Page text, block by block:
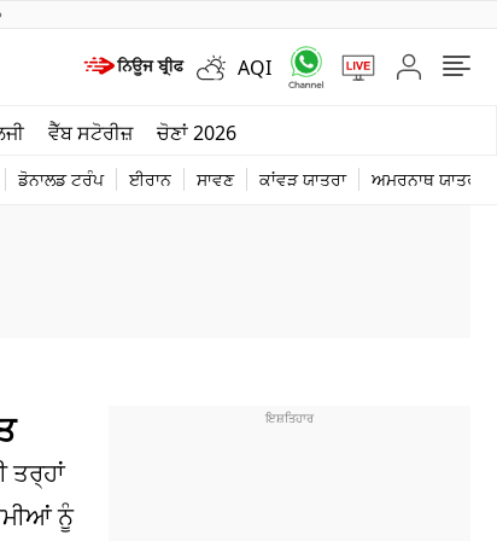
AQI
ਵੈੱਬ ਸਟੋਰੀਜ਼ ਚੋਣਾਂ 2026
ਡੋਨਾਲਡ ਟਰੰਪ ਈਰਾਨ ਸਾਵਣ ਕਾਂਵੜ ਯਾਤਰਾ ਅਮਰਨਾਥ ਯਾਤਰਾ
ਦੁਨੀਆ
ਤਰ੍ਹਾਂ
ਨੂੰ